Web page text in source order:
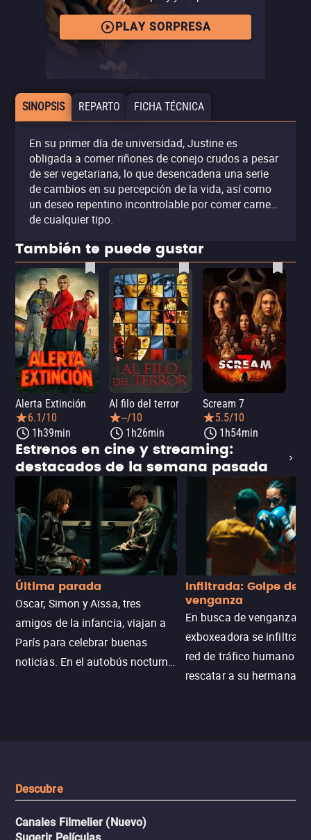
PLAY SORPRESA
SINOPSIS REPARTO FICHA TÉCNICA
En su primer día de universidad, Justine es
obligada a comer riñones de conejo crudos a pesar
de ser vegetariana, lo que desencadena una serie
de cambios en su percepción de la vida, así como
un deseo repentino incontrolable por comer carne…
de cualquier tipo.
También te puede gustar
Alerta Extinción
6.1/10
1h39min
Al filo del terror
--/10
1h26min
Scream 7
5.5/10
1h54min
Estrenos en cine y streaming:
destacados de la semana pasada
Última parada
Oscar, Simon y Aïssa, tres
amigos de la infancia, viajan a
París para celebrar buenas
noticias. En el autobús nocturno
Infiltrada: Golpe de
venganza
En busca de venganza,
exboxeadora se infiltra
red de tráfico humano
rescatar a su hermana
Descubre
Canales Filmelier (Nuevo)